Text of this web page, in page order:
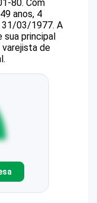
80. Com
anos, 4
31/03/1977. A
sua principal
de